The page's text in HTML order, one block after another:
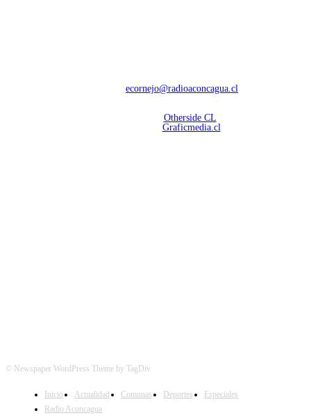
ecornejo@radioaconcagua.cl
Otherside CL
Graficmedia.cl
© Newspaper WordPress Theme by TagDiv
Inicio Actualidad Comunas Deportes
Especiales
Radio Aconcagua